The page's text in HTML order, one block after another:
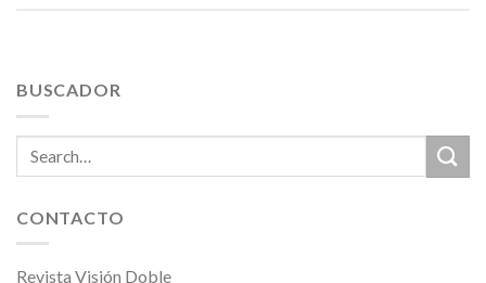
BUSCADOR
CONTACTO
Revista Visión Doble